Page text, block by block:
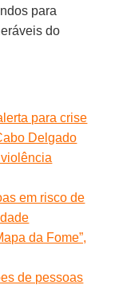
para
do
para crise
Delgado
em risco de
da Fome”,
de pessoas